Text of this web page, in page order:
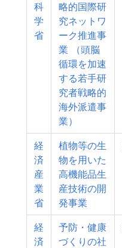
科
学
省
略的国際研
究ネットワ
ーク推進事
業 （頭脳
循環を加速
する若手研
究者戦略的
海外派遣事
業）
経
済
産
業
省
植物等の生
物を用いた
高機能品生
産技術の開
発事業
経
済
予防・健康
づくりの社